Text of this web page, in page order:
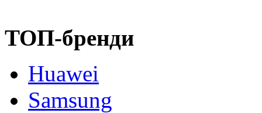
ТОП-бренди
Huawei
Samsung